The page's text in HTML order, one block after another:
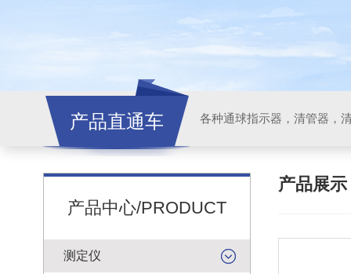
产品直通车 各种通球指示器，清管器，
产品中心/PRODUCT
测定仪
产品展示